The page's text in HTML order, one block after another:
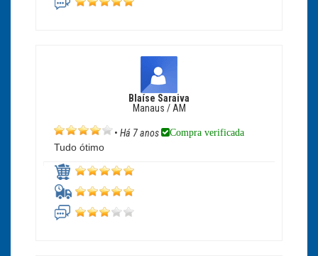
Blaíse Saraiva
Manaus / AM
• Há 7 anos Compra verificada
Tudo ótimo